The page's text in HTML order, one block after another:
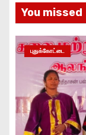
You missed
புதுக்கோட்டை